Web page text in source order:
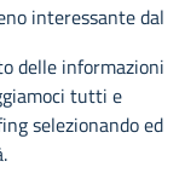
interessante dal
delle informazioni
tutti e
selezionando ed